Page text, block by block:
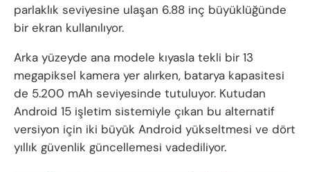
parlaklık seviyesine ulaşan 6.88 inç büyüklüğünde
bir ekran kullanılıyor.
Arka yüzeyde ana modele kıyasla tekli bir 13
megapiksel kamera yer alırken, batarya kapasitesi
de 5.200 mAh seviyesinde tutuluyor. Kutudan
Android 15 işletim sistemiyle çıkan bu alternatif
versiyon için iki büyük Android yükseltmesi ve dört
yıllık güvenlik güncellemesi vadediliyor.